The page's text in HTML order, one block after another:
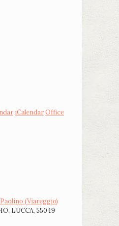
iCalendarOffice
(Viareggio)
LUCCA, 55049